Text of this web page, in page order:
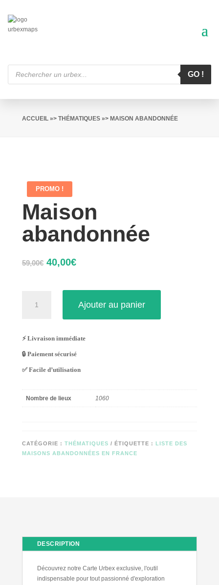
Recherche
produits
GO !
ACCUEIL»> THÉMATIQUES»> MAISON ABANDONNÉE
PROMO !
Maison
abandonnée
59,00€ Le
était :
40,00€Le
est :
40,00€.
Ajouter au panier
⚡ Livraison immédiate
🔒 Paiement sécurisé
✅ Facile d’utilisation
Nombre de lieux 1060
CATÉGORIE : THÉMATIQUES ÉTIQUETTE : LISTE DES
MAISONS ABANDONNÉES EN FRANCE
DESCRIPTION
Découvrez notre Carte Urbex exclusive, l'outil
indispensable pour tout passionné d'exploration